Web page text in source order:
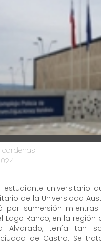
cardenas
universitario
de la Universidad
por sumersión
Lago Ranco, en la región
Alvarado, tenía tan
de Castro. Se